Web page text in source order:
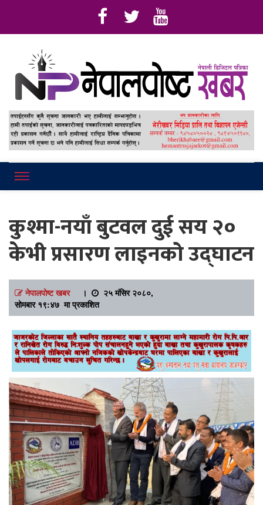
कुश्मा-नयाँ बुटवल दुई सय २०
केभी प्रसारण लाइनको उद्घाटन
नेपालपोष्ट खबर।
२५ मंसिर २०८०,
सोमबार १९:४७ मा प्रकाशित